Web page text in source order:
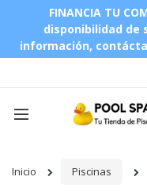
FINANCIA TU
disponibilidad de
información,
Inicio Piscinas